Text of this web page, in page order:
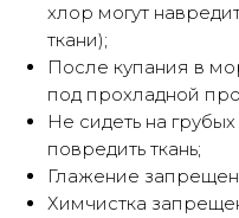
хлор могут
ткани);
После купания в
под прохладной
Не сидеть на
повредить ткань;
Глажение
Химчистка